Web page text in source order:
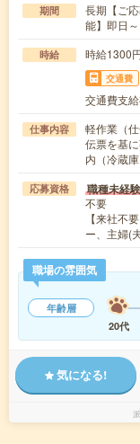
期間
長期【ご
能】即日～
時給 時給1300
交通費
交通費支給
仕事内容
軽作業（
伝票を基
内（冷蔵
応募資格 職種未経
不要
【来社不
ー、主婦(
職場の雰囲気
年齢層
20代
気になる!